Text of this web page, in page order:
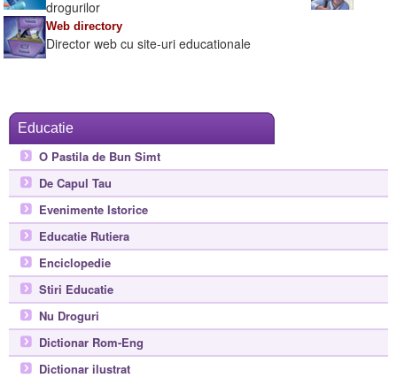
Educatie
O Pastila de Bun Simt
De Capul Tau
Evenimente Istorice
Educatie Rutiera
Enciclopedie
Stiri Educatie
Nu Droguri
Dictionar Rom-Eng
Dictionar ilustrat
drogurilor
Web directory
Director web cu site-uri educationale